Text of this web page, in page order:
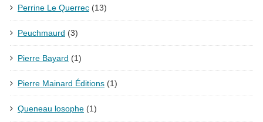
Perrine Le Querrec (13)
Peuchmaurd (3)
Pierre Bayard (1)
Pierre Mainard Éditions (1)
Queneau losophe (1)